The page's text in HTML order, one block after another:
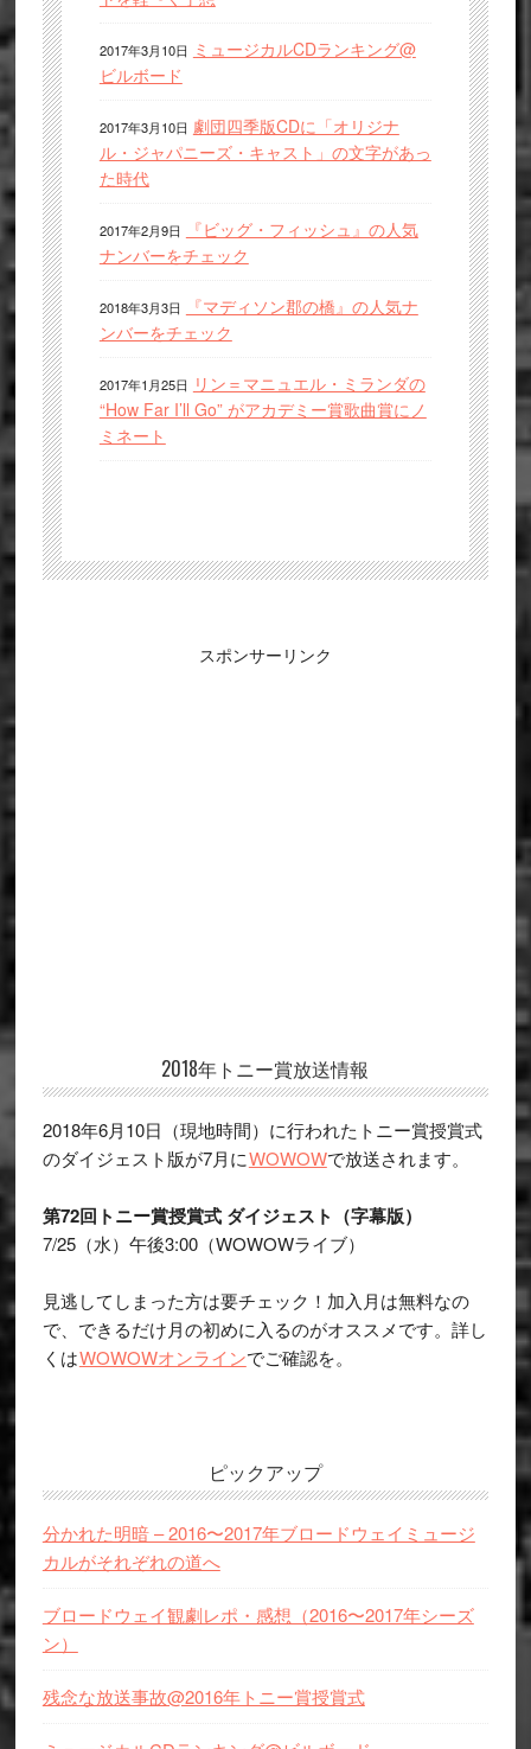
2017年3月10日 ミュージカルCDランキング@
ビルボード
2017年3月10日 劇団四季版CDに「オリジナ
ル・ジャパニーズ・キャスト」の文字があっ
た時代
2017年2月9日
『ビッグ・フィッシュ』の人気
ナンバーをチェック
2018年3月3日
『マディソン郡の橋』の人気ナ
ンバーをチェック
2017年1月25日 リン＝マニュエル・ミランダの
“How Far I’ll Go” がアカデミー賞歌曲賞にノ
ミネート
スポンサーリンク
Sidebar
2018年トニー賞放送情報
2018年6月10日（現地時間）に行われたトニー賞授賞式
のダイジェスト版が7月にWOWOWで放送されます。
第72回トニー賞授賞式 ダイジェスト（字幕版）
7/25（水）午後3:00（WOWOWライブ）
見逃してしまった方は要チェック！加入月は無料なの
で、できるだけ月の初めに入るのがオススメです。詳し
くはWOWOWオンラインでご確認を。
ピックアップ
分かれた明暗 – 2016〜2017年ブロードウェイミュージ
カルがそれぞれの道へ
ブロードウェイ観劇レポ・感想（2016〜2017年シーズ
ン）
残念な放送事故@2016年トニー賞授賞式